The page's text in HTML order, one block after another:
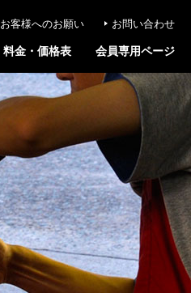
お客様へのお願い お問い合わせ
料金・価格表 会員専用ページ